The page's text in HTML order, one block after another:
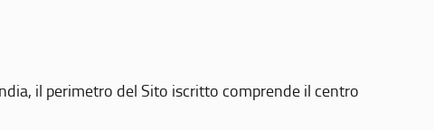
il perimetro del Sito iscritto comprende il centro